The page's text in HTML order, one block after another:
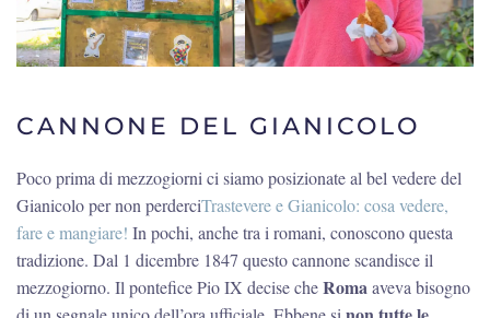
CANNONE DEL GIANICOLO
Poco prima di mezzogiorni ci siamo posizionate al bel vedere del
Gianicolo per non perderciTrastevere e Gianicolo: cosa vedere,
fare e mangiare! In pochi, anche tra i romani, conoscono questa
tradizione. Dal 1 dicembre 1847 questo cannone scandisce il
mezzogiorno. Il pontefice Pio IX decise cheRomaaveva bisogno